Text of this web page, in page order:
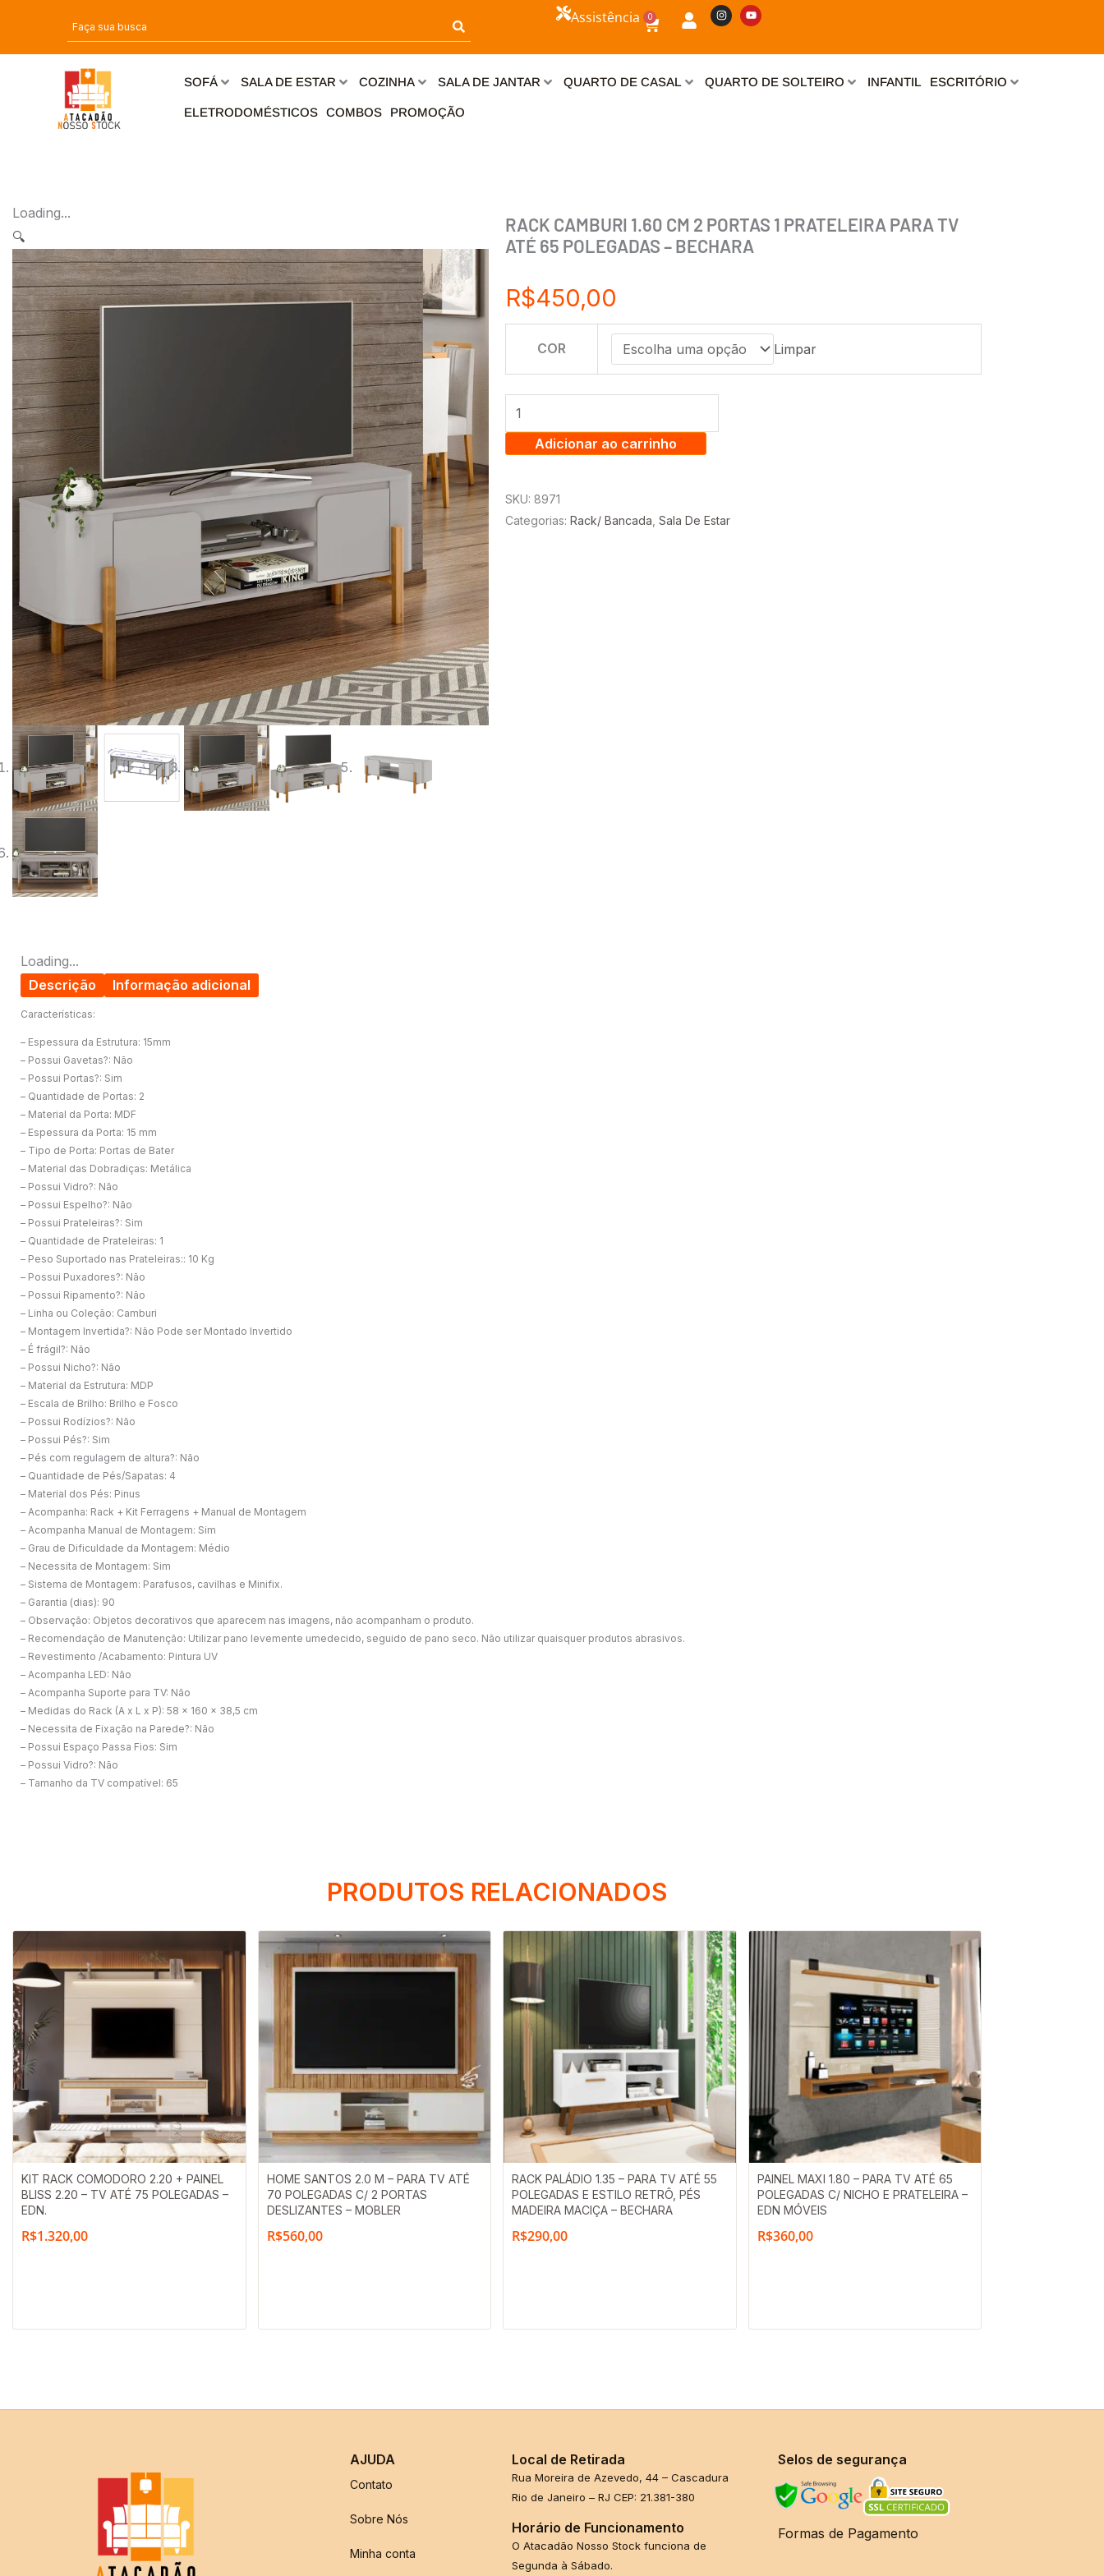
o
Assistência 0
Carrinho
I
n
s
a
Y
o
u
SOFÁ SALA DE ESTAR COZINHA SALA DE JANTAR QUARTO DE CASAL QUARTO DE SOLTEIRO INFANTIL ESCRITÓRIO
ELETRODOMÉSTICOS COMBOS PROMOÇÃO
Loading...
🔍
RACK CAMBURI 1.60 CM 2 PORTAS 1 PRATELEIRA PARA TV
ATÉ 65 POLEGADAS – BECHARA
R$450,00
COR Limpar
RACK
CAMBURI
1.60
CM
PRATELEIRA
Adicionar ao carrinho
SKU: 8971
Categorias: Rack/ Bancada Sala De Estar
Loading...
Descrição
Informação adicional
Características:
– Espessura da Estrutura: 15mm
– Possui Gavetas?: Não
– Possui Portas?: Sim
– Quantidade de Portas: 2
– Material da Porta: MDF
– Espessura da Porta: 15 mm
– Tipo de Porta: Portas de Bater
– Material das Dobradiças: Metálica
– Possui Vidro?: Não
– Possui Espelho?: Não
– Possui Prateleiras?: Sim
– Quantidade de Prateleiras: 1
– Peso Suportado nas Prateleiras:: 10 Kg
– Possui Puxadores?: Não
– Possui Ripamento?: Não
– Linha ou Coleção: Camburi
– Montagem Invertida?: Não Pode ser Montado Invertido
– É frágil?: Não
– Possui Nicho?: Não
– Material da Estrutura: MDP
– Escala de Brilho: Brilho e Fosco
– Possui Rodízios?: Não
– Possui Pés?: Sim
– Pés com regulagem de altura?: Não
– Quantidade de Pés/Sapatas: 4
– Material dos Pés: Pinus
– Acompanha: Rack + Kit Ferragens + Manual de Montagem
– Acompanha Manual de Montagem: Sim
– Grau de Dificuldade da Montagem: Médio
– Necessita de Montagem: Sim
– Sistema de Montagem: Parafusos, cavilhas e Minifix.
– Garantia (dias): 90
– Observação: Objetos decorativos que aparecem nas imagens, não acompanham o produto.
– Recomendação de Manutenção: Utilizar pano levemente umedecido, seguido de pano seco. Não utilizar quaisquer produtos abrasivos.
– Revestimento /Acabamento: Pintura UV
– Acompanha LED: Não
– Acompanha Suporte para TV: Não
– Medidas do Rack (A x L x P): 58 x 160 x 38,5 cm
– Necessita de Fixação na Parede?: Não
– Possui Espaço Passa Fios: Sim
– Possui Vidro?: Não
– Tamanho da TV compatível: 65
PRODUTOS RELACIONADOS
KIT RACK COMODORO 2.20 + PAINEL
BLISS 2.20 – TV ATÉ 75 POLEGADAS –
EDN.
R$1.320,00
HOME SANTOS 2.0 M – PARA TV ATÉ
70 POLEGADAS C/ 2 PORTAS
DESLIZANTES – MOBLER
R$560,00
RACK PALÁDIO 1.35 – PARA TV ATÉ 55
POLEGADAS E ESTILO RETRÔ, PÉS
MADEIRA MACIÇA – BECHARA
R$290,00
PAINEL MAXI 1.80 – PARA TV ATÉ 65
POLEGADAS C/ NICHO E PRATELEIRA –
EDN MÓVEIS
R$360,00
AJUDA
Contato
Sobre Nós
Minha conta
Local de Retirada
Rua Moreira de Azevedo, 44 – Cascadura
Rio de Janeiro – RJ CEP: 21.381-380
Horário de Funcionamento
O Atacadão Nosso Stock funciona de
Segunda à Sábado.
Selos de segurança
Formas de Pagamento